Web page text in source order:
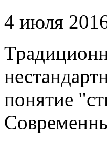
4 июля
понятие